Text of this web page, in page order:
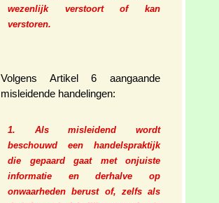
wezenlijk verstoort of kan
verstoren.
Volgens Artikel 6 aangaande
misleidende handelingen:
1. Als misleidend wordt
beschouwd een handelspraktijk
die gepaard gaat met onjuiste
informatie en derhalve op
onwaarheden berust of, zelfs als